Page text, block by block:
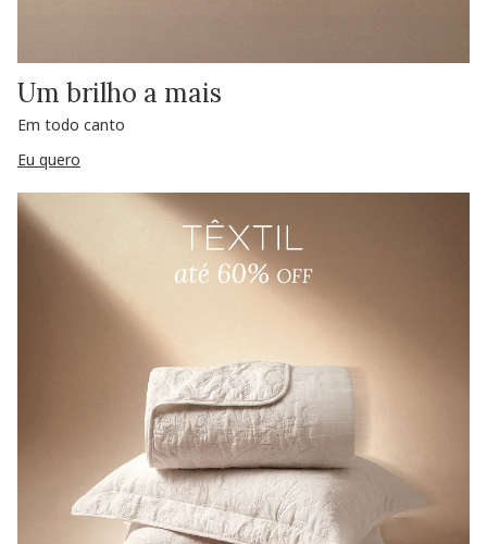
Um brilho a mais
Em todo canto
Eu quero